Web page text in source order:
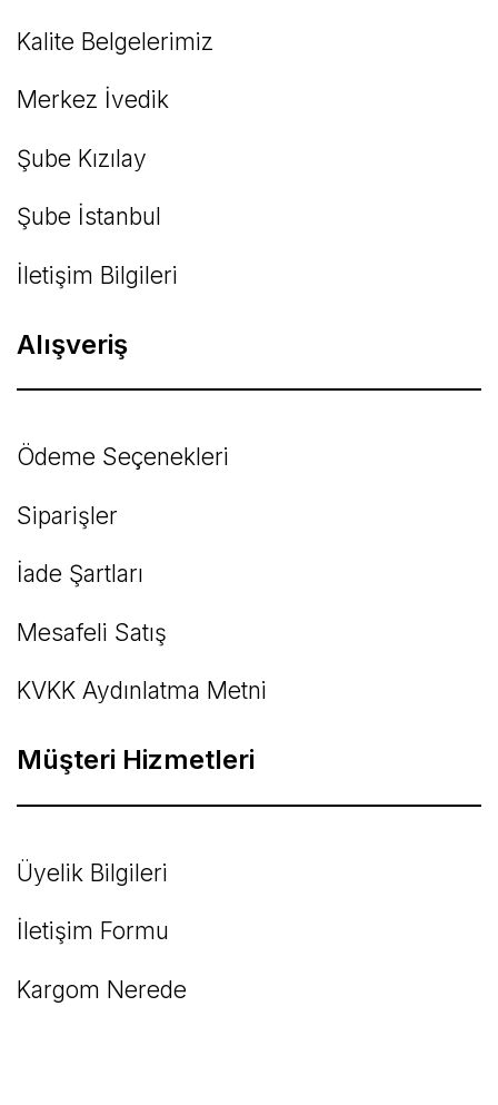
Kalite Belgelerimiz
Merkez İvedik
Şube Kızılay
Şube İstanbul
İletişim Bilgileri
Alışveriş
Ödeme Seçenekleri
Siparişler
İade Şartları
Mesafeli Satış
KVKK Aydınlatma Metni
Müşteri Hizmetleri
Üyelik Bilgileri
İletişim Formu
Kargom Nerede